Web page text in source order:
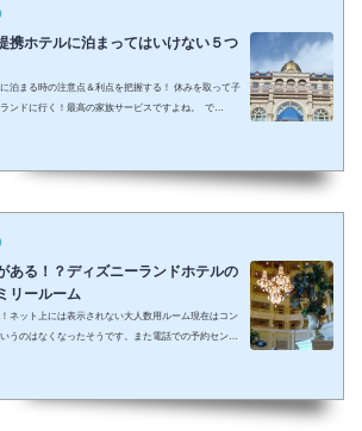
携ホテルに泊まってはいけない５つ
泊まる時の注意点＆利点を把握する！ 休みを取って子
ンドに行く！最高の家族サービスですよね。 で
せたかったのに・・・。 そんな時、「ディズニーラ...
ある！？ディズニーランドホテルの
リールーム
ネット上には表示されない大人数用ルーム現在はコン
うのはなくなったそうです。また電話での予約センタ
ビュー）（7-8階）④コンシェルジュ・デラックスルー